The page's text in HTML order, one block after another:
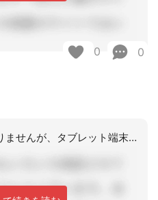
0 0
北海道民でなくて申し訳ありませんが、タブレット端末がなくてもだいじょうぶだと思い